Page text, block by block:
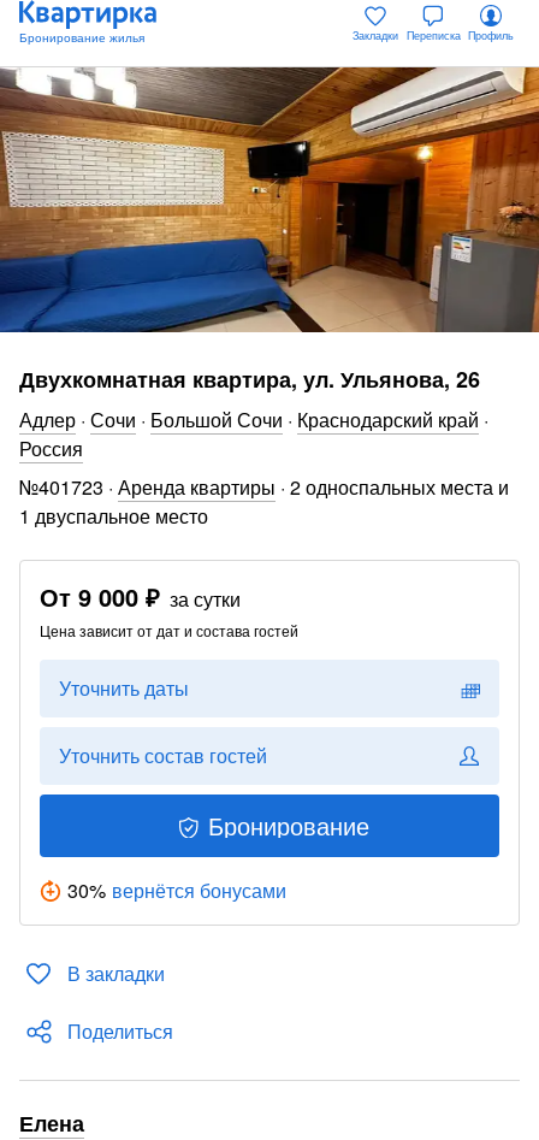
Закладки Переписка Профиль
Двухкомнатная квартира, ул. Ульянова, 26
Адлер · Сочи · Большой Сочи · Краснодарский край ·
Россия
№401723 · Аренда квартиры · 2 односпальных места и
1 двуспальное место
От 9 000 ₽ за сутки
Цена зависит от дат и состава гостей
Уточнить даты
Уточнить состав гостей
Бронирование
30% вернётся бонусами
В закладки
Поделиться
Елена